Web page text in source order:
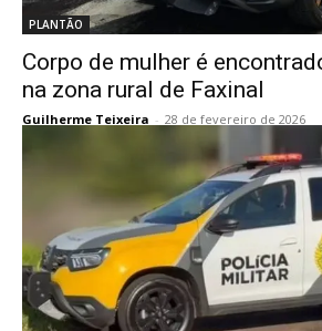
PLANTÃO
Corpo de mulher é
na zona rural de Faxinal
Guilherme Teixeira - 28 de fevereiro de 2026